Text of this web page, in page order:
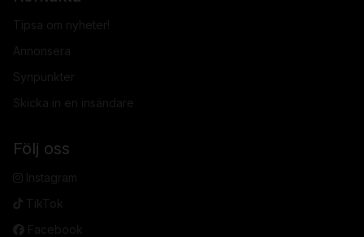
Tipsa om nyheter!
Annonsera
Synpunkter
Skicka in en insändare
Följ oss
Instagram
TikTok
Facebook